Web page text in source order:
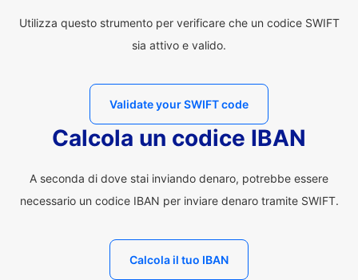
Utilizza questo strumento per verificare che un codice SWIFT
sia attivo e valido.
Validate your SWIFT code
Calcola un codice IBAN
A seconda di dove stai inviando denaro, potrebbe essere
necessario un codice IBAN per inviare denaro tramite SWIFT.
Calcola il tuo IBAN